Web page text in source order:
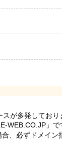
が多発してお
WEB.CO.JP」で
、必ずドメイン